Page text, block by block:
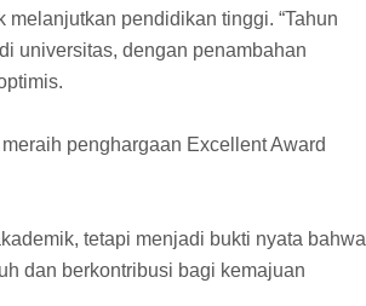
pendidikan tinggi. “Tahun
universitas, dengan penambahan
penghargaan Excellent Award
tetapi menjadi bukti nyata bahwa
dan berkontribusi bagi kemajuan